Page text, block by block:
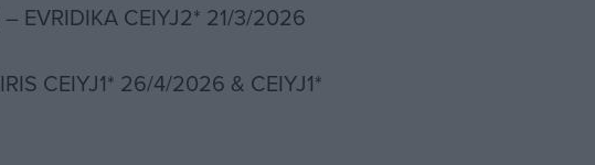
CEIYJ2* 21/3/2026
CEIYJ1* 26/4/2026 & CEIYJ1*